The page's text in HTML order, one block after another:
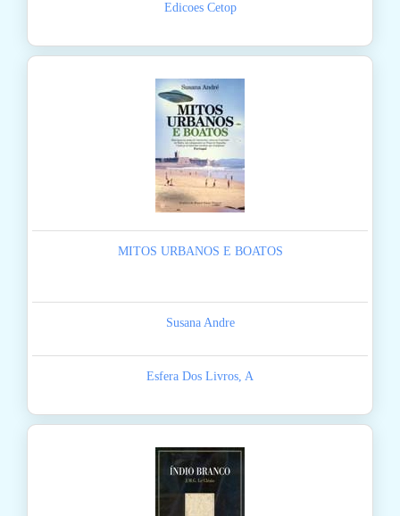
Edicoes Cetop
MITOS URBANOS E BOATOS
Susana Andre
Esfera Dos Livros, A